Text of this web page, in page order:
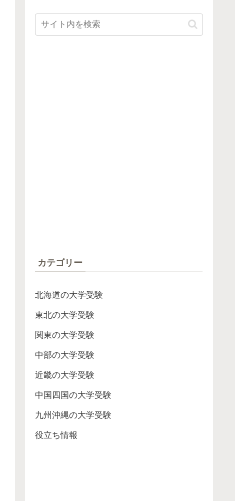
カテゴリー
北海道の大学受験
東北の大学受験
関東の大学受験
中部の大学受験
近畿の大学受験
中国四国の大学受験
九州沖縄の大学受験
役立ち情報